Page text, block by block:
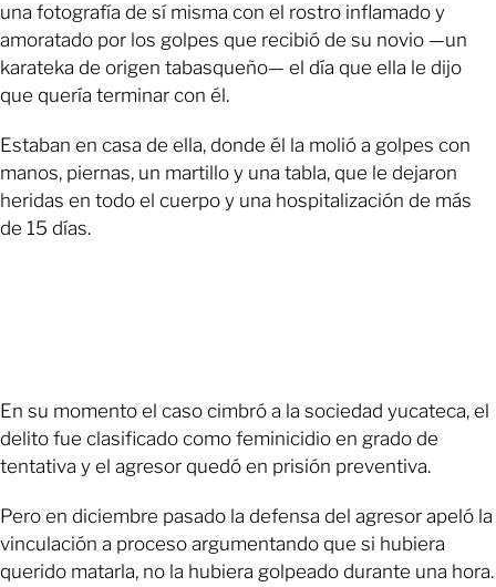
una fotografía de sí misma con el rostro inflamado y
amoratado por los golpes que recibió de su novio —un
karateka de origen tabasqueño— el día que ella le dijo
que quería terminar con él.
Estaban en casa de ella, donde él la molió a golpes con
manos, piernas, un martillo y una tabla, que le dejaron
heridas en todo el cuerpo y una hospitalización de más
de 15 días.
En su momento el caso cimbró a la sociedad yucateca, el
delito fue clasificado como feminicidio en grado de
tentativa y el agresor quedó en prisión preventiva.
Pero en diciembre pasado la defensa del agresor apeló la
vinculación a proceso argumentando que si hubiera
querido matarla, no la hubiera golpeado durante una hora.